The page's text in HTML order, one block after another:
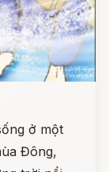
ở một
Đông,